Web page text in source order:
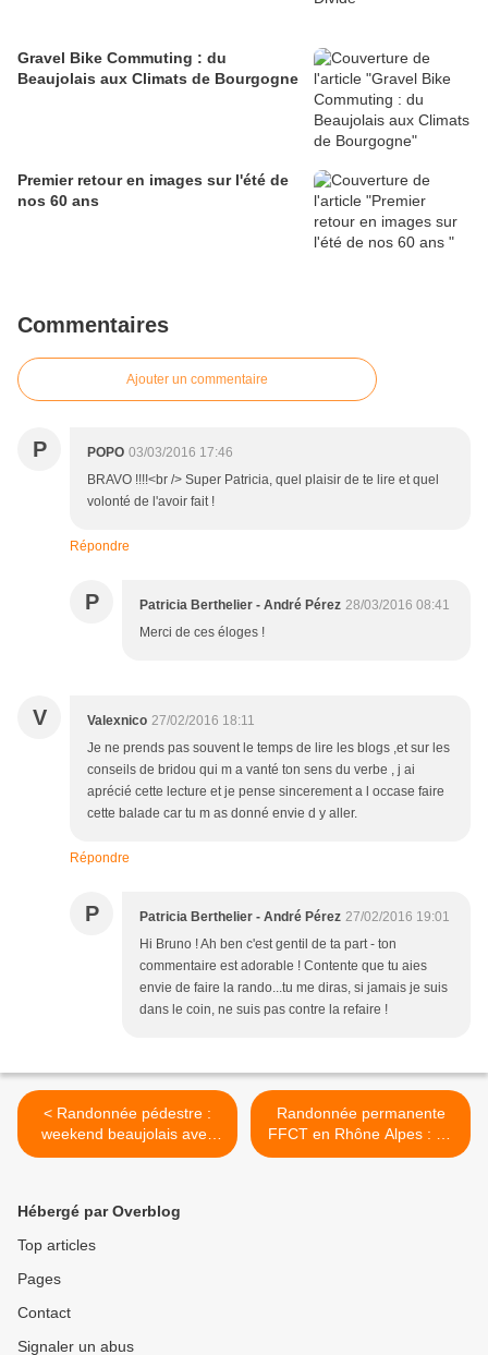
Gravel Bike Commuting : du
Beaujolais aux Climats de Bourgogne
Premier retour en images sur l'été de
nos 60 ans
Commentaires
Ajouter un commentaire
P POPO 03/03/2016 17:46
BRAVO !!!!<br /> Super Patricia, quel plaisir de te lire et quel
volonté de l'avoir fait !
Répondre
P Patricia Berthelier - André Pérez 28/03/2016 08:41
Merci de ces éloges !
V Valexnico 27/02/2016 18:11
Je ne prends pas souvent le temps de lire les blogs ,et sur les
conseils de bridou qui m a vanté ton sens du verbe , j ai
aprécié cette lecture et je pense sincerement a l occase faire
cette balade car tu m as donné envie d y aller.
Répondre
P Patricia Berthelier - André Pérez 27/02/2016 19:01
Hi Bruno ! Ah ben c'est gentil de ta part - ton
commentaire est adorable ! Contente que tu aies
envie de faire la rando...tu me diras, si jamais je suis
dans le coin, ne suis pas contre la refaire !
< Randonnée pédestre :
weekend beaujolais avec
les copains bourguignons
Randonnée permanente
FFCT en Rhône Alpes : Le
Lyonceau >
Hébergé par Overblog
Top articles
Pages
Contact
Signaler un abus